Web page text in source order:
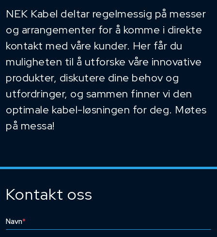
NEK Kabel deltar regelmessig på messer
og arrangementer for å komme i direkte
kontakt med våre kunder. Her får du
muligheten til å utforske våre innovative
produkter, diskutere dine behov og
utfordringer, og sammen finner vi den
optimale kabel-løsningen for deg. Møtes
på messa!
Kontakt oss
Navn*